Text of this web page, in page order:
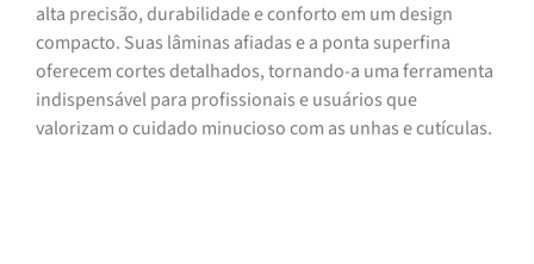
alta precisão, durabilidade e conforto em um design
compacto. Suas lâminas afiadas e a ponta superfina
oferecem cortes detalhados, tornando-a uma ferramenta
indispensável para profissionais e usuários que
valorizam o cuidado minucioso com as unhas e cutículas.